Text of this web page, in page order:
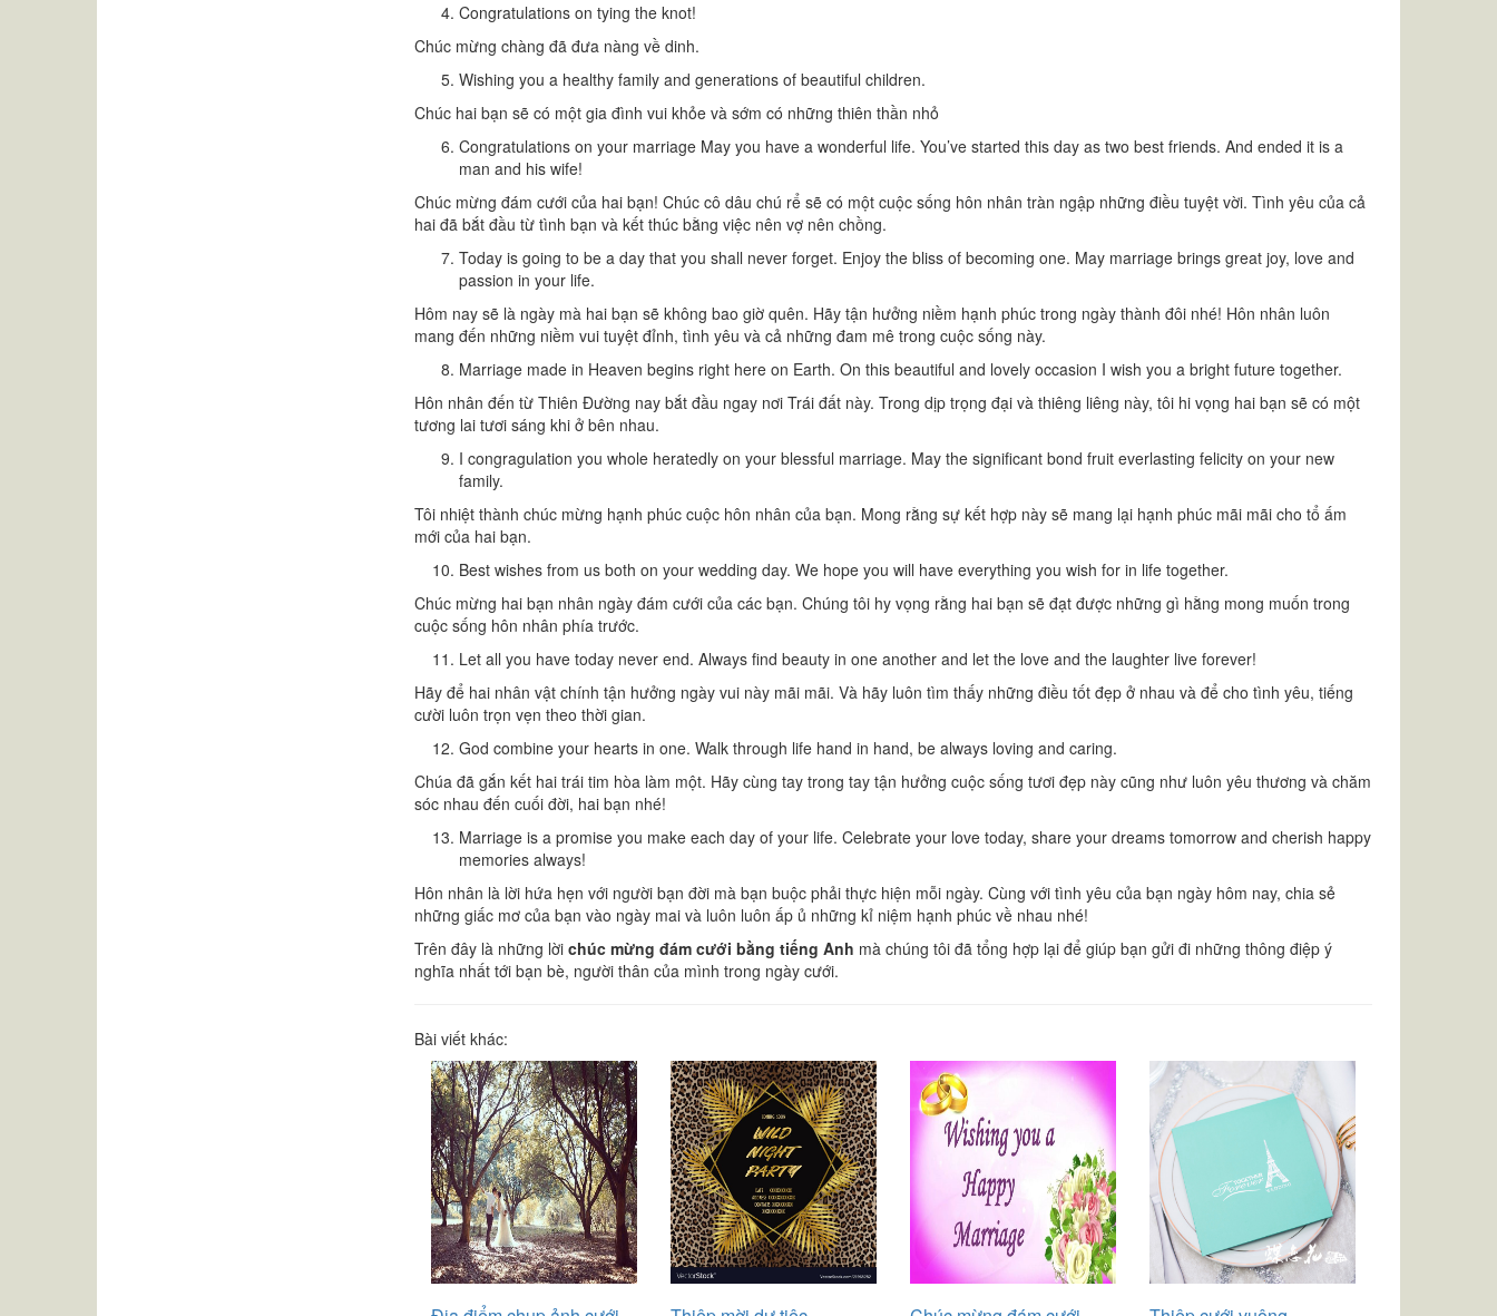
Congratulations on tying the knot!
Chúc mừng chàng đã đưa nàng về dinh.
Wishing you a healthy family and generations of beautiful children.
Chúc hai bạn sẽ có một gia đình vui khỏe và sớm có những thiên thần nhỏ
Congratulations on your marriage May you have a wonderful life. You’ve started this day as two best friends. And ended it is a
man and his wife!
Chúc mừng đám cưới của hai bạn! Chúc cô dâu chú rể sẽ có một cuộc sống hôn nhân tràn ngập những điều tuyệt vời. Tình yêu của cả
hai đã bắt đầu từ tình bạn và kết thúc bằng việc nên vợ nên chồng.
Today is going to be a day that you shall never forget. Enjoy the bliss of becoming one. May marriage brings great joy, love and
passion in your life.
Hôm nay sẽ là ngày mà hai bạn sẽ không bao giờ quên. Hãy tận hưởng niềm hạnh phúc trong ngày thành đôi nhé! Hôn nhân luôn
mang đến những niềm vui tuyệt đỉnh, tình yêu và cả những đam mê trong cuộc sống này.
Marriage made in Heaven begins right here on Earth. On this beautiful and lovely occasion I wish you a bright future together.
Hôn nhân đến từ Thiên Đường nay bắt đầu ngay nơi Trái đất này. Trong dịp trọng đại và thiêng liêng này, tôi hi vọng hai bạn sẽ có một
tương lai tươi sáng khi ở bên nhau.
I congragulation you whole heratedly on your blessful marriage. May the significant bond fruit everlasting felicity on your new
family.
Tôi nhiệt thành chúc mừng hạnh phúc cuộc hôn nhân của bạn. Mong rằng sự kết hợp này sẽ mang lại hạnh phúc mãi mãi cho tổ ấm
mới của hai bạn.
Best wishes from us both on your wedding day. We hope you will have everything you wish for in life together.
Chúc mừng hai bạn nhân ngày đám cưới của các bạn. Chúng tôi hy vọng rằng hai bạn sẽ đạt được những gì hằng mong muốn trong
cuộc sống hôn nhân phía trước.
Let all you have today never end. Always find beauty in one another and let the love and the laughter live forever!
Hãy để hai nhân vật chính tận hưởng ngày vui này mãi mãi. Và hãy luôn tìm thấy những điều tốt đẹp ở nhau và để cho tình yêu, tiếng
cười luôn trọn vẹn theo thời gian.
God combine your hearts in one. Walk through life hand in hand, be always loving and caring.
Chúa đã gắn kết hai trái tim hòa làm một. Hãy cùng tay trong tay tận hưởng cuộc sống tươi đẹp này cũng như luôn yêu thương và chăm
sóc nhau đến cuối đời, hai bạn nhé!
Marriage is a promise you make each day of your life. Celebrate your love today, share your dreams tomorrow and cherish happy
memories always!
Hôn nhân là lời hứa hẹn với người bạn đời mà bạn buộc phải thực hiện mỗi ngày. Cùng với tình yêu của bạn ngày hôm nay, chia sẻ
những giấc mơ của bạn vào ngày mai và luôn luôn ấp ủ những kỉ niệm hạnh phúc về nhau nhé!
Trên đây là những lời chúc mừng đám cưới bằng tiếng Anh mà chúng tôi đã tổng hợp lại để giúp bạn gửi đi những thông điệp ý
nghĩa nhất tới bạn bè, người thân của mình trong ngày cưới.
Bài viết khác: